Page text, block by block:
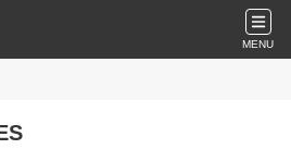
MENU